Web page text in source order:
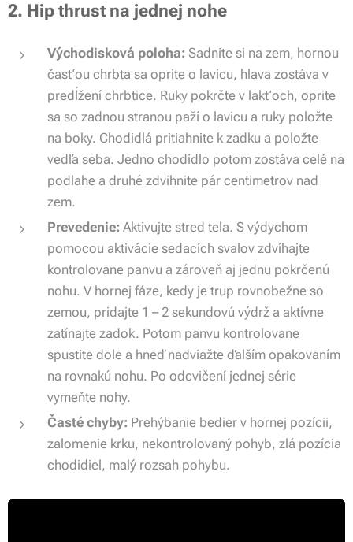
2. Hip thrust na jednej nohe
Východisková poloha: Sadnite si na zem, hornou
časťou chrbta sa oprite o lavicu, hlava zostáva v
predĺžení chrbtice. Ruky pokrčte v lakťoch, oprite
sa so zadnou stranou paží o lavicu a ruky položte
na boky. Chodidlá pritiahnite k zadku a položte
vedľa seba. Jedno chodidlo potom zostáva celé na
podlahe a druhé zdvihnite pár centimetrov nad
zem.
Prevedenie: Aktivujte stred tela. S výdychom
pomocou aktivácie sedacích svalov zdvíhajte
kontrolovane panvu a zároveň aj jednu pokrčenú
nohu. V hornej fáze, kedy je trup rovnobežne so
zemou, pridajte 1 – 2 sekundovú výdrž a aktívne
zatínajte zadok. Potom panvu kontrolovane
spustite dole a hneď nadviažte ďalším opakovaním
na rovnakú nohu. Po odcvičení jednej série
vymeňte nohy.
Časté chyby: Prehýbanie bedier v hornej pozícii,
zalomenie krku, nekontrolovaný pohyb, zlá pozícia
chodidiel, malý rozsah pohybu.